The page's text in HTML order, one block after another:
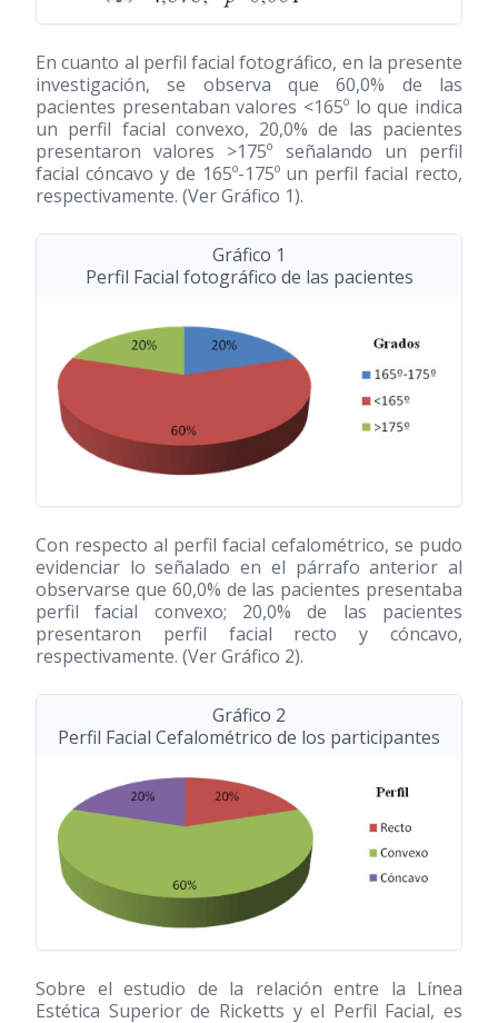
En cuanto al perfil facial fotográfico, en la presente
investigación, se observa que 60,0% de las
pacientes presentaban valores <165º lo que indica
un perfil facial convexo, 20,0% de las pacientes
presentaron valores >175º señalando un perfil
facial cóncavo y de 165º-175º un perfil facial recto,
respectivamente. (Ver Gráfico 1).
Gráfico 1
Perfil Facial fotográfico de las pacientes
Con respecto al perfil facial cefalométrico, se pudo
evidenciar lo señalado en el párrafo anterior al
observarse que 60,0% de las pacientes presentaba
perfil facial convexo; 20,0% de las pacientes
presentaron perfil facial recto y cóncavo,
respectivamente. (Ver Gráfico 2).
Gráfico 2
Perfil Facial Cefalométrico de los participantes
Sobre el estudio de la relación entre la Línea
Estética Superior de Ricketts y el Perfil Facial, es